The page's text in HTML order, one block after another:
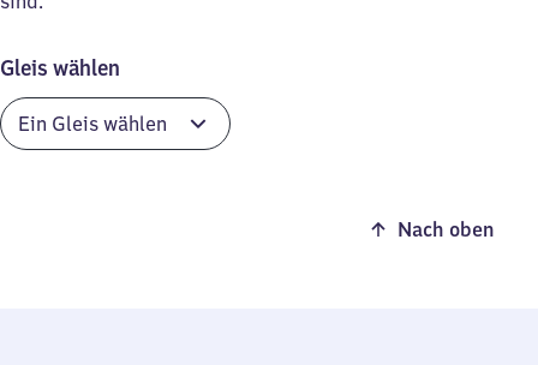
Gleis wählen
Nach oben